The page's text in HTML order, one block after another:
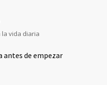
la vida diaria
antes de empezar